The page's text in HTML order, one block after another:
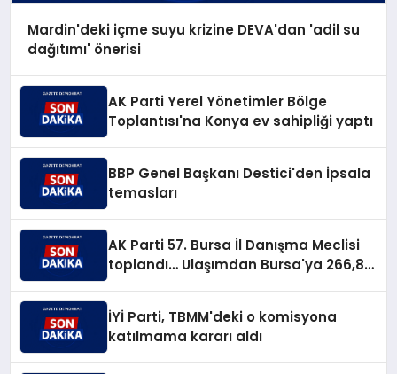
Mardin'deki içme suyu krizine DEVA'dan 'adil su
dağıtımı' önerisi
AK Parti Yerel Yönetimler Bölge
Toplantısı'na Konya ev sahipliği yaptı
BBP Genel Başkanı Destici'den İpsala
temasları
AK Parti 57. Bursa İl Danışma Meclisi
toplandı… Ulaşımdan Bursa'ya 266,8
İYİ Parti, TBMM'deki o komisyona
katılmama kararı aldı